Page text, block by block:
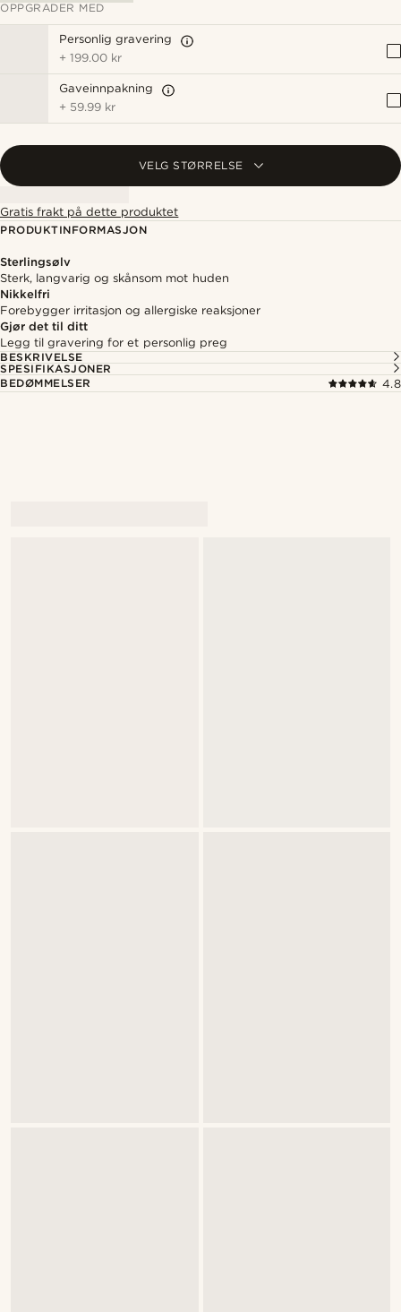
OPPGRADER MED
Personlig gravering
+199.00 kr
Gaveinnpakning
+ 59.99 kr
VELG STØRRELSE
Gratis frakt på dette produktet
PRODUKTINFORMASJON
Sterlingsølv
Sterk, langvarig og skånsom mot huden
Nikkelfri
Forebygger irritasjon og allergiske reaksjoner
Gjør det til ditt
Legg til gravering for et personlig preg
BESKRIVELSE
SPESIFIKASJONER
BEDØMMELSER
4.8